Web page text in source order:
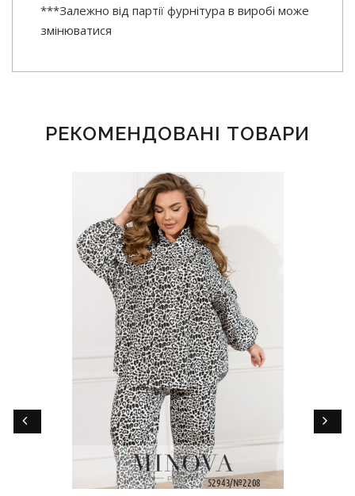
***Залежно від партії фурнітура в виробі може
змінюватися
РЕКОМЕНДОВАНІ ТОВАРИ